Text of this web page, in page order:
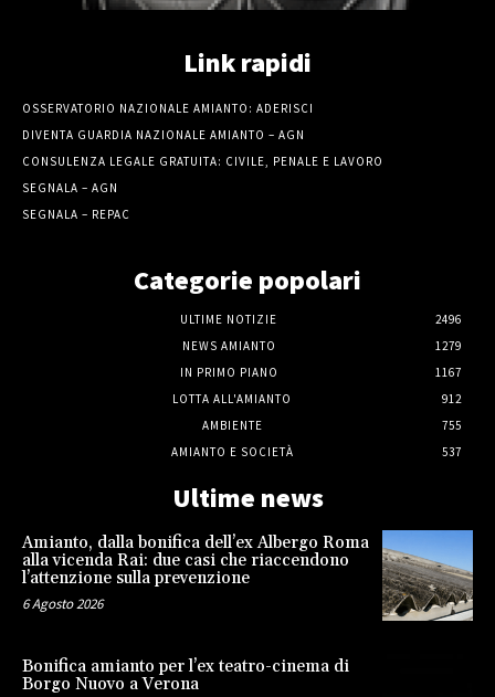
Link rapidi
OSSERVATORIO NAZIONALE AMIANTO: ADERISCI
DIVENTA GUARDIA NAZIONALE AMIANTO – AGN
CONSULENZA LEGALE GRATUITA: CIVILE, PENALE E LAVORO
SEGNALA – AGN
SEGNALA – REPAC
Categorie popolari
ULTIME NOTIZIE
2496
NEWS AMIANTO
1279
IN PRIMO PIANO
1167
LOTTA ALL'AMIANTO
912
AMBIENTE
755
AMIANTO E SOCIETÀ
537
Ultime news
Amianto, dalla bonifica dell’ex Albergo Roma
alla vicenda Rai: due casi che riaccendono
l’attenzione sulla prevenzione
6 Agosto 2026
Bonifica amianto per l’ex teatro-cinema di
Borgo Nuovo a Verona